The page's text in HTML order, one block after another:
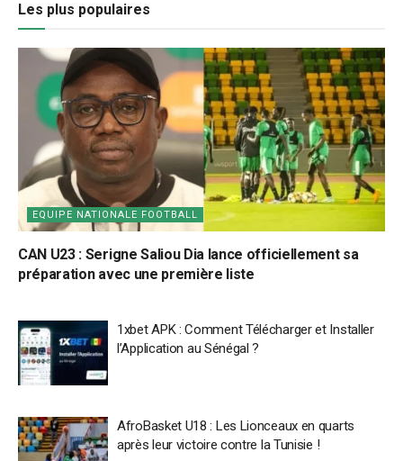
Les plus populaires
EQUIPE NATIONALE FOOTBALL
CAN U23 : Serigne Saliou Dia lance officiellement sa
préparation avec une première liste
1xbet APK : Comment Télécharger et Installer
l’Application au Sénégal ?
AfroBasket U18 : Les Lionceaux en quarts
après leur victoire contre la Tunisie !